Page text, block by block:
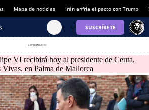
Mapa de noticias Irán enfría el pacto con Trump
VI recibirá hoy al presidente de Ceuta,
Vivas, en Palma de Mallorca